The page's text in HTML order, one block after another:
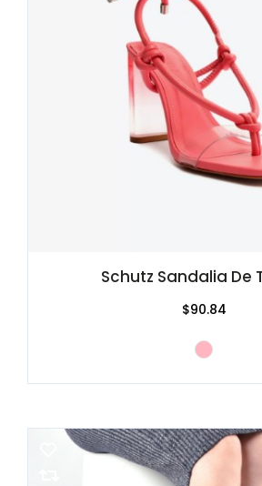
Schutz Sandalia De
$90.84